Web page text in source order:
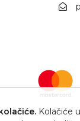
Kolačiće